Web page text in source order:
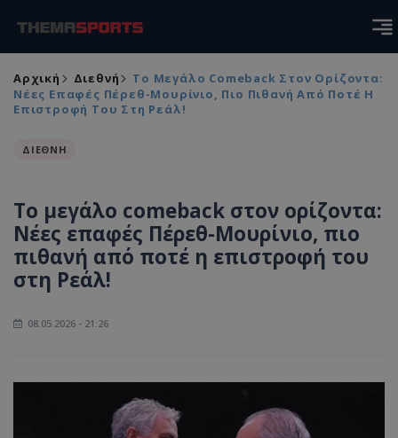
Αρχική Διεθνή
Το Μεγάλο Comeback Στον Ορίζοντα:
Νέες Επαφές Πέρεθ-Μουρίνιο, Πιο Πιθανή Από Ποτέ Η
Επιστροφή Του Στη Ρεάλ!
ΔΙΕΘΝΗ
Το μεγάλο comeback στον ορίζοντα:
Νέες επαφές Πέρεθ-Μουρίνιο, πιο
πιθανή από ποτέ η επιστροφή του
στη Ρεάλ!
08.05.2026 - 21:26